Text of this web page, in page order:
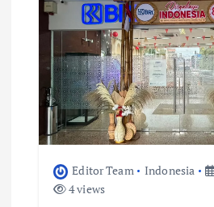
Editor Team Indonesia
4 views